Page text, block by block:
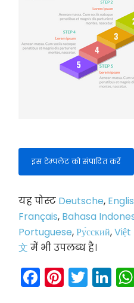
इस टेम्पलेट को संपादित करें
यह पोस्ट Deutsche,
Français, Bahasa
Portuguese,Ру́сский,
文 में भी उपलब्ध है।
Facebook